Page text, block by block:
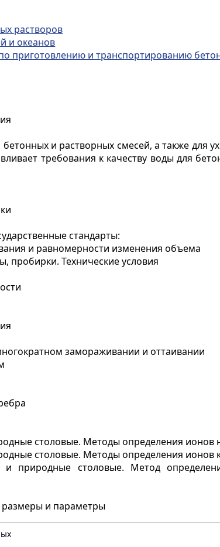
растворов
и океанов
приготовлению и транспортированию
и растворных смесей, а также для
требования к качеству воды для
стандарты:
и равномерности изменения объема
пробирки. Технические условия
замораживании и оттаивании
столовые. Методы определения ионов
столовые. Методы определения ионов
природные столовые. Метод
размеры и параметры